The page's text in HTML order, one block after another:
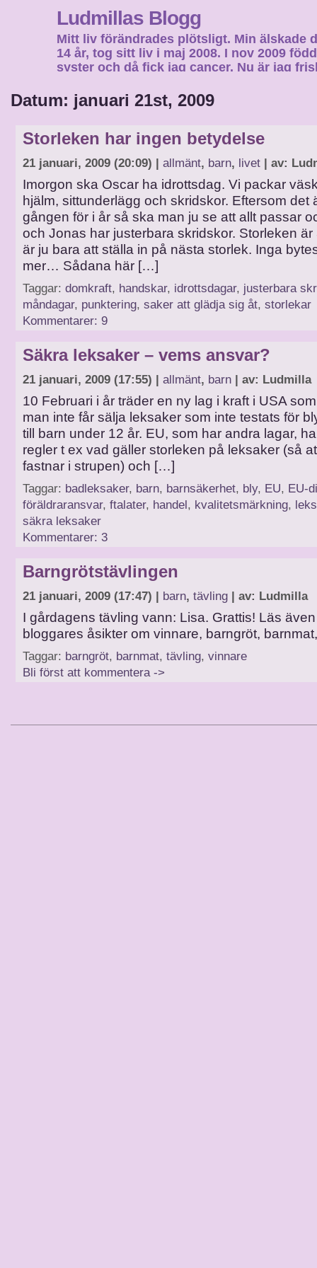
Ludmillas Blogg
Mitt liv förändrades plötsligt. Min älskade
14 år, tog sitt liv i maj 2008. I nov 2009
syster och då fick jag cancer. Nu är jag
Datum: januari 21st, 2009
Storleken har ingen betydelse
21 januari, 2009 (20:09) | allmänt, barn, livet | av:
Imorgon ska Oscar ha idrottsdag. Vi packar
hjälm, sittunderlägg och skridskor. Eftersom det
gången för i år så ska man ju se att allt passar
och Jonas har justerbara skridskor. Storleken är
är ju bara att ställa in på nästa storlek. Inga
mer… Sådana här […]
Taggar: domkraft, handskar, idrottsdagar, justerbara
måndagar, punktering, saker att glädja sig åt, storlekar
Kommentarer: 9
Säkra leksaker – vems ansvar?
21 januari, 2009 (17:55) | allmänt, barn | av: Ludmilla
10 Februari i år träder en ny lag i kraft i USA
man inte får sälja leksaker som inte testats för
till barn under 12 år. EU, som har andra lagar,
regler t ex vad gäller storleken på leksaker (så
fastnar i strupen) och […]
Taggar: badleksaker, barn, barnsäkerhet, bly, EU, EU-
föräldraransvar, ftalater, handel, kvalitetsmärkning,
säkra leksaker
Kommentarer: 3
Barngrötstävlingen
21 januari, 2009 (17:47) | barn, tävling | av: Ludmilla
I gårdagens tävling vann: Lisa. Grattis! Läs
bloggares åsikter om vinnare, barngröt,
Taggar: barngröt, barnmat, tävling, vinnare
Bli först att kommentera ->